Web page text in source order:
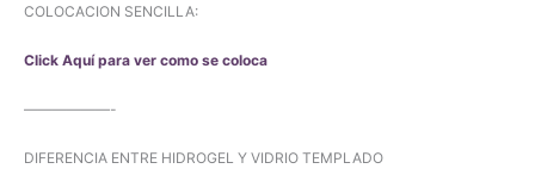
COLOCACION SENCILLA:
Click Aquí para ver como se coloca
——————-
DIFERENCIA ENTRE HIDROGEL Y VIDRIO TEMPLADO